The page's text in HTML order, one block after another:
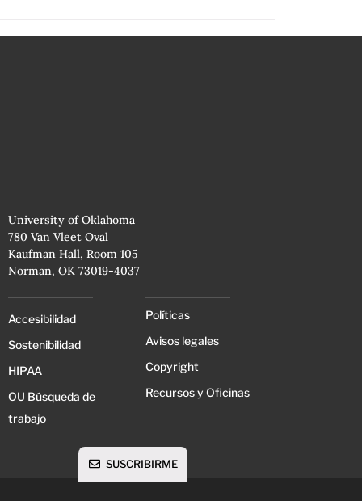
University of Oklahoma
780 Van Vleet Oval
Kaufman Hall, Room 105
Norman, OK 73019-4037
Accesibilidad
Sostenibilidad
HIPAA
OU Búsqueda de
trabajo
Políticas
Avisos legales
Copyright
Recursos y Oficinas
SUSCRIBIRME